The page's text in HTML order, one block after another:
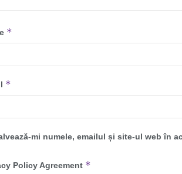
*
*
mi numele, emailul și site-ul web în
Policy Agreement *